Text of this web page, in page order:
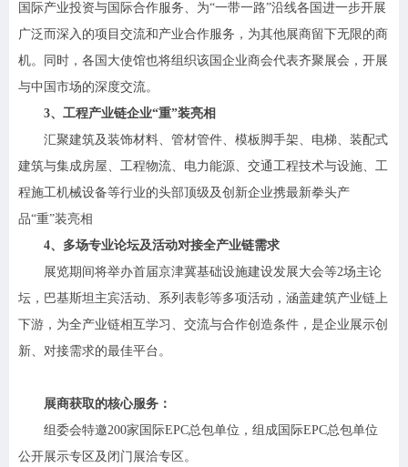
国际产业投资与国际合作服务、为“一带一路”沿线各国进一步开展
广泛而深入的项目交流和产业合作服务，为其他展商留下无限的商
机。同时，各国大使馆也将组织该国企业商会代表齐聚展会，开展
与中国市场的深度交流。
3、工程产业链企业“重”装亮相
汇聚建筑及装饰材料、管材管件、模板脚手架、电梯、装配式
建筑与集成房屋、工程物流、电力能源、交通工程技术与设施、工
程施工机械设备等行业的头部顶级及创新企业携最新拳头产
品“重”装亮相
4、多场专业论坛及活动对接全产业链需求
展览期间将举办首届京津冀基础设施建设发展大会等2场主论
坛，巴基斯坦主宾活动、系列表彰等多项活动，涵盖建筑产业链上
下游，为全产业链相互学习、交流与合作创造条件，是企业展示创
新、对接需求的最佳平台。
展商获取的核心服务：
组委会特邀200家国际EPC总包单位，组成国际EPC总包单位
公开展示专区及闭门展洽专区。